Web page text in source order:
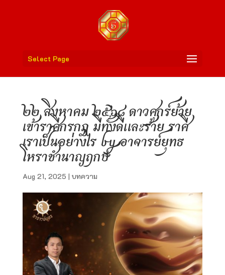
Select Page
๒๒ สิงหาคม ๒๕๖๘ ดาวศุกร์ย้าย
เข้าราศีกรกฎ มีทั้งดีและร้าย ราศี
เราเป็นอย่างไร by อาจารย์ยุทธ
โหราชำนาญฤกษ์
Aug 21, 2025 | บทความ